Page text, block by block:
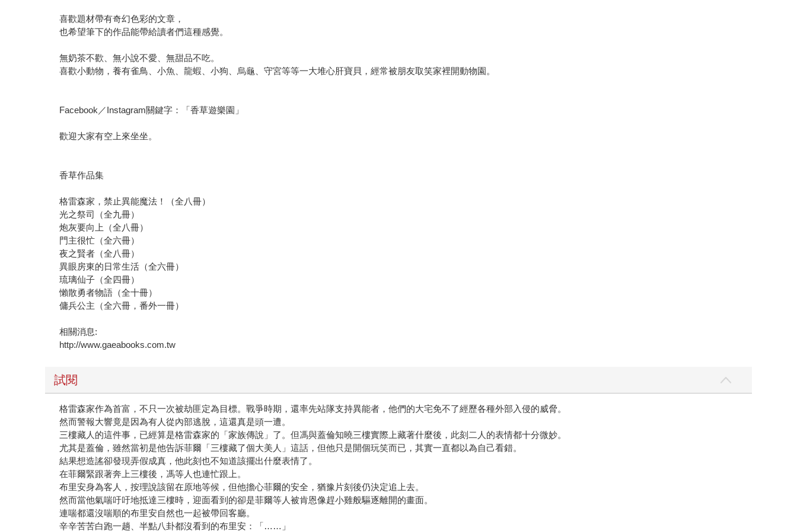
喜歡題材帶有奇幻色彩的文章，
也希望筆下的作品能帶給讀者們這種感覺。
無奶茶不歡、無小說不愛、無甜品不吃。
喜歡小動物，養有雀鳥、小魚、龍蝦、小狗、烏龜、守宮等等一大堆心肝寶貝，經常被朋友取笑家裡開動物園。
Facebook／Instagram關鍵字：「香草遊樂園」
歡迎大家有空上來坐坐。
香草作品集
格雷森家，禁止異能魔法！（全八冊）
光之祭司（全九冊）
炮灰要向上（全八冊）
門主很忙（全六冊）
夜之賢者（全八冊）
異眼房東的日常生活（全六冊）
琉璃仙子（全四冊）
懶散勇者物語（全十冊）
傭兵公主（全六冊，番外一冊）
相關消息:
http://www.gaeabooks.com.tw
試閱
格雷森家作為首富，不只一次被劫匪定為目標。戰爭時期，還率先站隊支持異能者，他們的大宅免不了經歷各種外部入侵的威脅。
然而警報大響竟是因為有人從內部逃脫，這還真是頭一遭。
三樓藏人的這件事，已經算是格雷森家的「家族傳說」了。但馮與蓋倫知曉三樓實際上藏著什麼後，此刻二人的表情都十分微妙。
尤其是蓋倫，雖然當初是他告訴菲爾「三樓藏了個大美人」這話，但他只是開個玩笑而已，其實一直都以為自己看錯。
結果想造謠卻發現弄假成真，他此刻也不知道該擺出什麼表情了。
在菲爾緊跟著奔上三樓後，馮等人也連忙跟上。
布里安身為客人，按理說該留在原地等候，但他擔心菲爾的安全，猶豫片刻後仍決定追上去。
然而當他氣喘吁吁地抵達三樓時，迎面看到的卻是菲爾等人被肯恩像趕小雞般驅逐離開的畫面。
連喘都還沒喘順的布里安自然也一起被帶回客廳。
辛辛苦苦白跑一趟、半點八卦都沒看到的布里安：「……」